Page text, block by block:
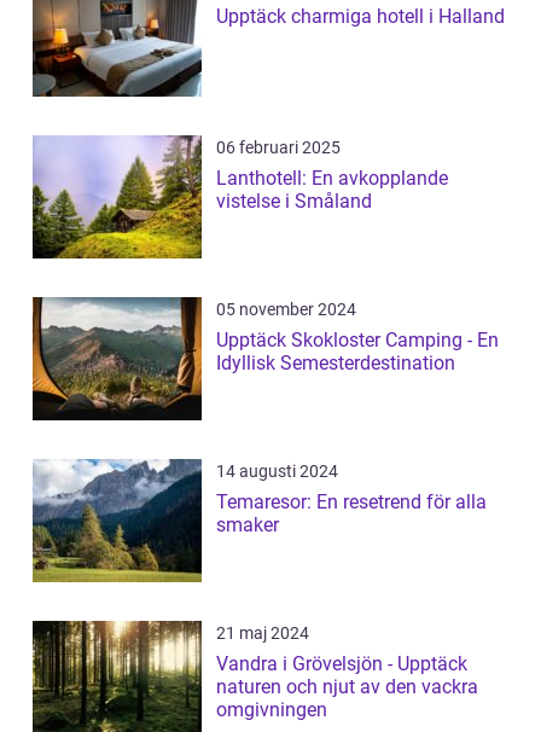
Upptäck charmiga hotell i Halland
06 februari 2025
Lanthotell: En avkopplande
vistelse i Småland
05 november 2024
Upptäck Skokloster Camping - En
Idyllisk Semesterdestination
14 augusti 2024
Temaresor: En resetrend för alla
smaker
21 maj 2024
Vandra i Grövelsjön - Upptäck
naturen och njut av den vackra
omgivningen